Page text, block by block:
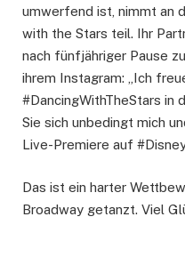
umwerfend ist, nimmt an
with the Stars teil. Ihr
nach fünfjähriger Pause
ihrem Instagram: „Ich
#DancingWithTheStars in
Sie sich unbedingt mich
Live-Premiere auf
Das ist ein harter
Broadway getanzt. Viel